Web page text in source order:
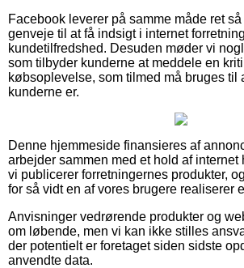
Facebook leverer på samme måde ret
genveje til at få indsigt i internet
kundetilfredshed. Desuden møder vi
som tilbyder kunderne at meddele en
købsoplevelse, som tilmed må bruges til
kunderne er.
Denne hjemmeside finansieres af
arbejder sammen med et hold af internet
vi publicerer forretningernes produkter,
for så vidt en af vores brugere realiserer
Anvisninger vedrørende produkter og
om løbende, men vi kan ikke stilles
der potentielt er foretaget siden sidste
anvendte data.